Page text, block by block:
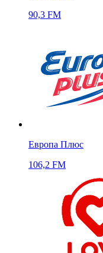
90,3 FM
Европа Плюс
106,2 FM